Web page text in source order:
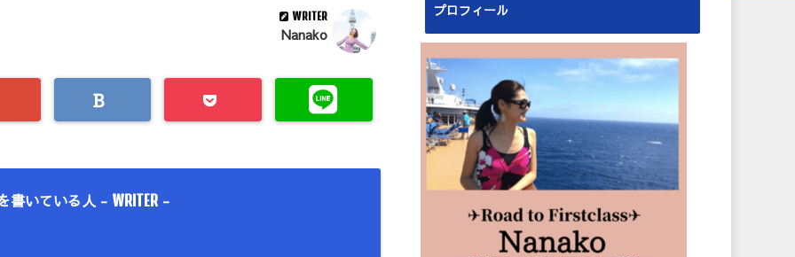
WRITER
Nanako
書いている人 - WRITER-
プロフィール